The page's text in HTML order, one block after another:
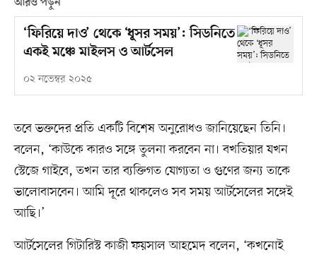
আরও পড়ুন
‘ফিরিয়ে দাও’ থেকে ‘ধূসর সময়’: সিডনিতে
একই মঞ্চে মাইলস ও আর্টসেল
০২ নভেম্বর ২০২৫
তবে ভক্তদের প্রতি একটি বিশেষ অনুরোধও জানিয়েছেন তিনি।
বলেন, ‘কাউকে কারও সঙ্গে তুলনা করবেন না। বখতিয়ার যখন
স্টেজে গাইবে, তখন তার ব্যক্তিগত যোগ্যতা ও গুণের জন্য তাকে
ভালোবাসবেন। আমি দূরে থাকলেও সব সময় আর্টসেলের সঙ্গেই
আছি।’
আর্টসেলের গিটারিস্ট কাজী ফয়সাল আহমেদ বলেন, ‘কখনোই